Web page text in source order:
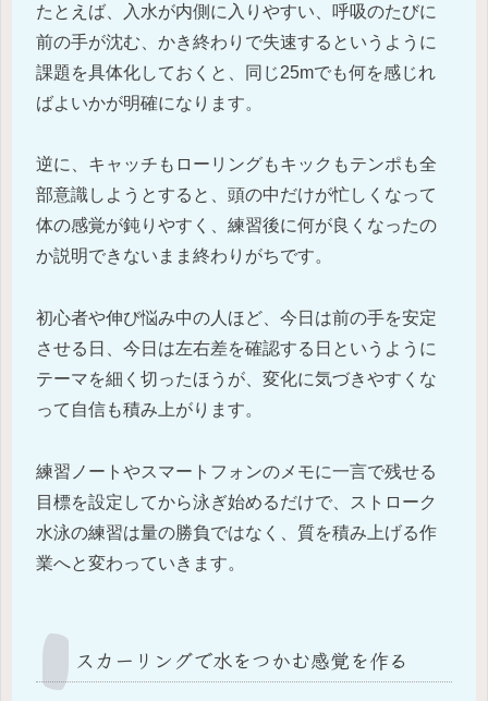
たとえば、入水が内側に入りやすい、呼吸のたびに
前の手が沈む、かき終わりで失速するというように
課題を具体化しておくと、同じ25mでも何を感じれ
ばよいかが明確になります。
逆に、キャッチもローリングもキックもテンポも全
部意識しようとすると、頭の中だけが忙しくなって
体の感覚が鈍りやすく、練習後に何が良くなったの
か説明できないまま終わりがちです。
初心者や伸び悩み中の人ほど、今日は前の手を安定
させる日、今日は左右差を確認する日というように
テーマを細く切ったほうが、変化に気づきやすくな
って自信も積み上がります。
練習ノートやスマートフォンのメモに一言で残せる
目標を設定してから泳ぎ始めるだけで、ストローク
水泳の練習は量の勝負ではなく、質を積み上げる作
業へと変わっていきます。
スカーリングで水をつかむ感覚を作る